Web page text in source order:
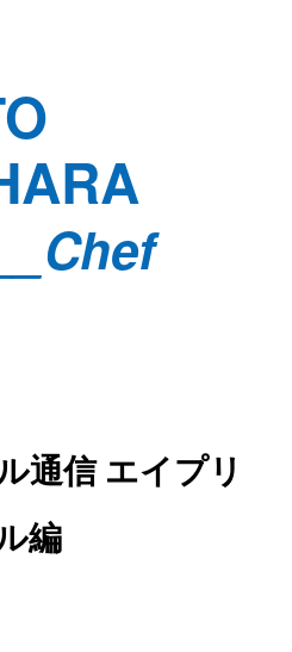
通信 エイプリ
編